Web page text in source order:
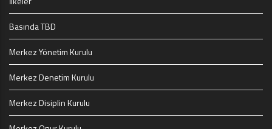
Basında TBD
Merkez Yönetim Kurulu
Merkez Denetim Kurulu
Merkez Disiplin Kurulu